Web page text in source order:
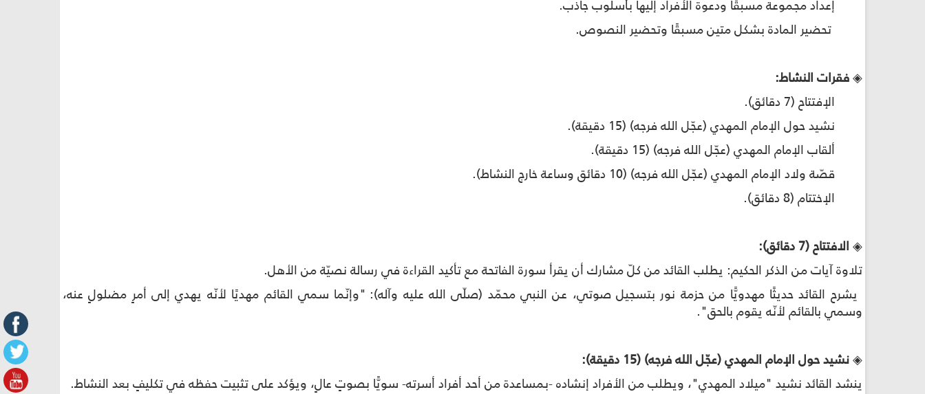
إعداد مجموعة مسبقًا ودعوة الأفراد إليها بأسلوب جاذب.
تحضير المادة بشكل متين مسبقًا وتحضير النصوص.
◈فقرات النشاط:
الإفتتاح (7 دقائق).
نشيد حول الإمام المهدي (عجّل الله فرجه) (15 دقيقة).
ألقاب الإمام المهدي (عجّل الله فرجه) (15 دقيقة).
قصّة ولاد الإمام المهدي (عجّل الله فرجه) (10 دقائق وساعة خارج النشاط).
الإختتام (8 دقائق).
◈ الافتتاح (7 دقائق):
تلاوة آيات من الذكر الحكيم: يطلب القائد من كلّ مشارك أن يقرأ سورة الفاتحة مع تأكيد القراءة في رسالة نصيّة من الأهل.
يشرح القائد حديثًا مهدويًّا من حزمة نور بتسجيل صوتي، عن النبي محمّد (صلّى الله عليه وآله): "وإنّما سمي القائم مهديًا لأنّه يهدي إلى أمرٍ مضلولٍ عنه،
وسمي بالقائم لأنّه يقوم بالحق".
◈نشيد حول الإمام المهدي (عجّل الله فرجه) (15 دقيقة)
:
ينشد القائد نشيد "ميلاد المهدي"، ويطلب من الأفراد إنشاده -بمساعدة من أحد أفراد أسرته- سويًّا بصوتٍ عالٍ، ويؤكد على تثبيت حفظه في تكليفٍ بعد النشاط.